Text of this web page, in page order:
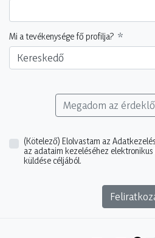
Mi a tevékenysége fő profilja?
Kereskedő
Megadom az
(Kötelező) Elolvastam az
az adataim kezeléséhez
küldése céljából.